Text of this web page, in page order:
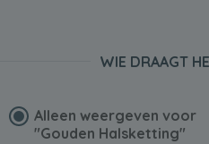
WIE DRAAGT
Alleen weergeven voor
"Gouden Halsketting"